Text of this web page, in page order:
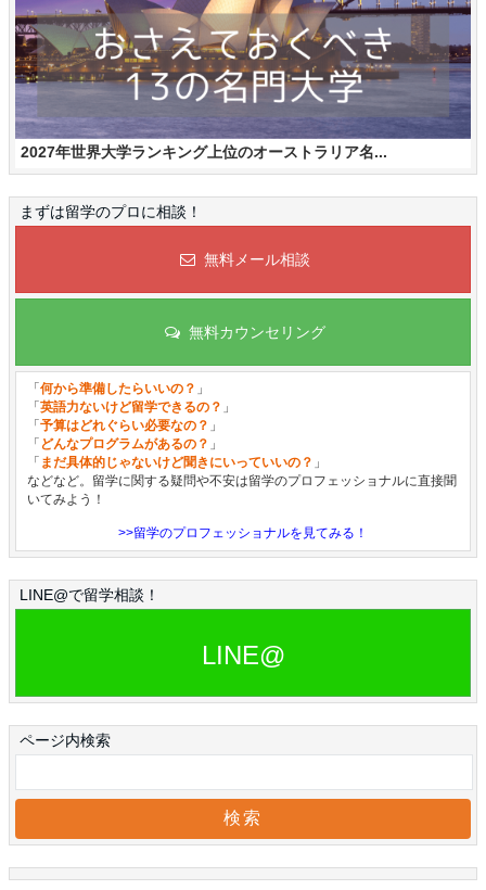
2027年世界大学ランキング上位のオーストラリア名...
まずは留学のプロに相談！
無料メール相談
無料カウンセリング
「 何から準備したらいいの？ 」
「 英語力ないけど留学できるの？ 」
「 予算はどれぐらい必要なの？ 」
「 どんなプログラムがあるの？ 」
「 まだ具体的じゃないけど聞きにいっていいの？ 」
などなど。留学に関する疑問や不安は留学のプロフェッショナルに直接聞
いてみよう！
>>留学のプロフェッショナルを見てみる！
LINE@で留学相談！
LINE@
ページ内検索